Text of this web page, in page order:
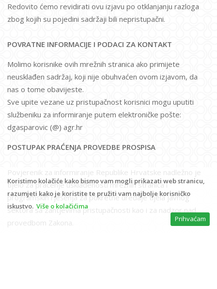
Koristimo kolačiće kako bismo vam mogli prikazati web stranicu,
razumjeti kako je koristite te pružiti vam najbolje korisničko
iskustvo. Više o kolačićima
Prihvaćam
Redovito ćemo revidirati ovu izjavu po otklanjanju razloga
zbog kojih su pojedini sadržaji bili nepristupačni.
POVRATNE INFORMACIJE I PODACI ZA KONTAKT
Molimo korisnike ovih mrežnih stranica ako primijete
neusklađen sadržaj, koji nije obuhvaćen ovom izjavom, da
nas o tome obavijeste.
Sve upite vezane uz pristupačnost korisnici mogu uputiti
službeniku za informiranje putem elektroničke pošte:
dgasparovic (@) agr.hr
POSTUPAK PRAĆENJA PROVEDBE PROSPISA
Povjerenik za informiranje Republike Hrvatske nadležno je
tijelo za praćenje usklađenosti mrežnih stranica i
programskih rješenja za pokretne uređaje tijela javnog
sektora sa zahtjevima pristupačnosti kao i za nadzor nad
provedbom Zakona.